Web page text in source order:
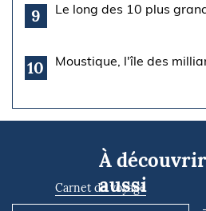
9 Le long des 10 plus
10 Moustique, l'île des
À découvrir
aussi
Carnet de voyage